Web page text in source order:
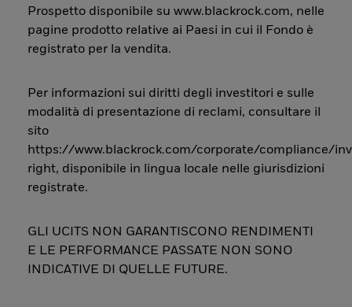
Prospetto disponibile su www.blackrock.com, nelle
pagine prodotto relative ai Paesi in cui il Fondo è
registrato per la vendita.
Per informazioni sui diritti degli investitori e sulle
modalità di presentazione di reclami, consultare il
sito
https://www.blackrock.com/corporate/compliance/
right, disponibile in lingua locale nelle giurisdizioni
registrate.
GLI UCITS NON GARANTISCONO RENDIMENTI
E LE PERFORMANCE PASSATE NON SONO
INDICATIVE DI QUELLE FUTURE.